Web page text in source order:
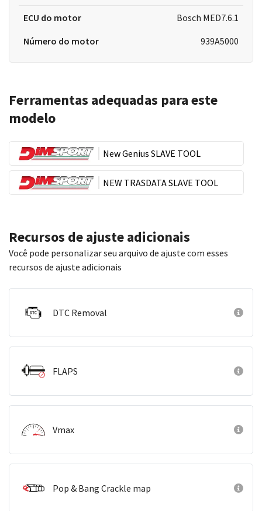
ECU do motor
Bosch MED7.6.1
Número do motor
939A5000
Ferramentas adequadas para este
modelo
New Genius SLAVE TOOL
NEW TRASDATA SLAVE TOOL
Recursos de ajuste adicionais
Você pode personalizar seu arquivo de ajuste com esses
recursos de ajuste adicionais
DTC Removal
FLAPS
Vmax
Pop & Bang Crackle map